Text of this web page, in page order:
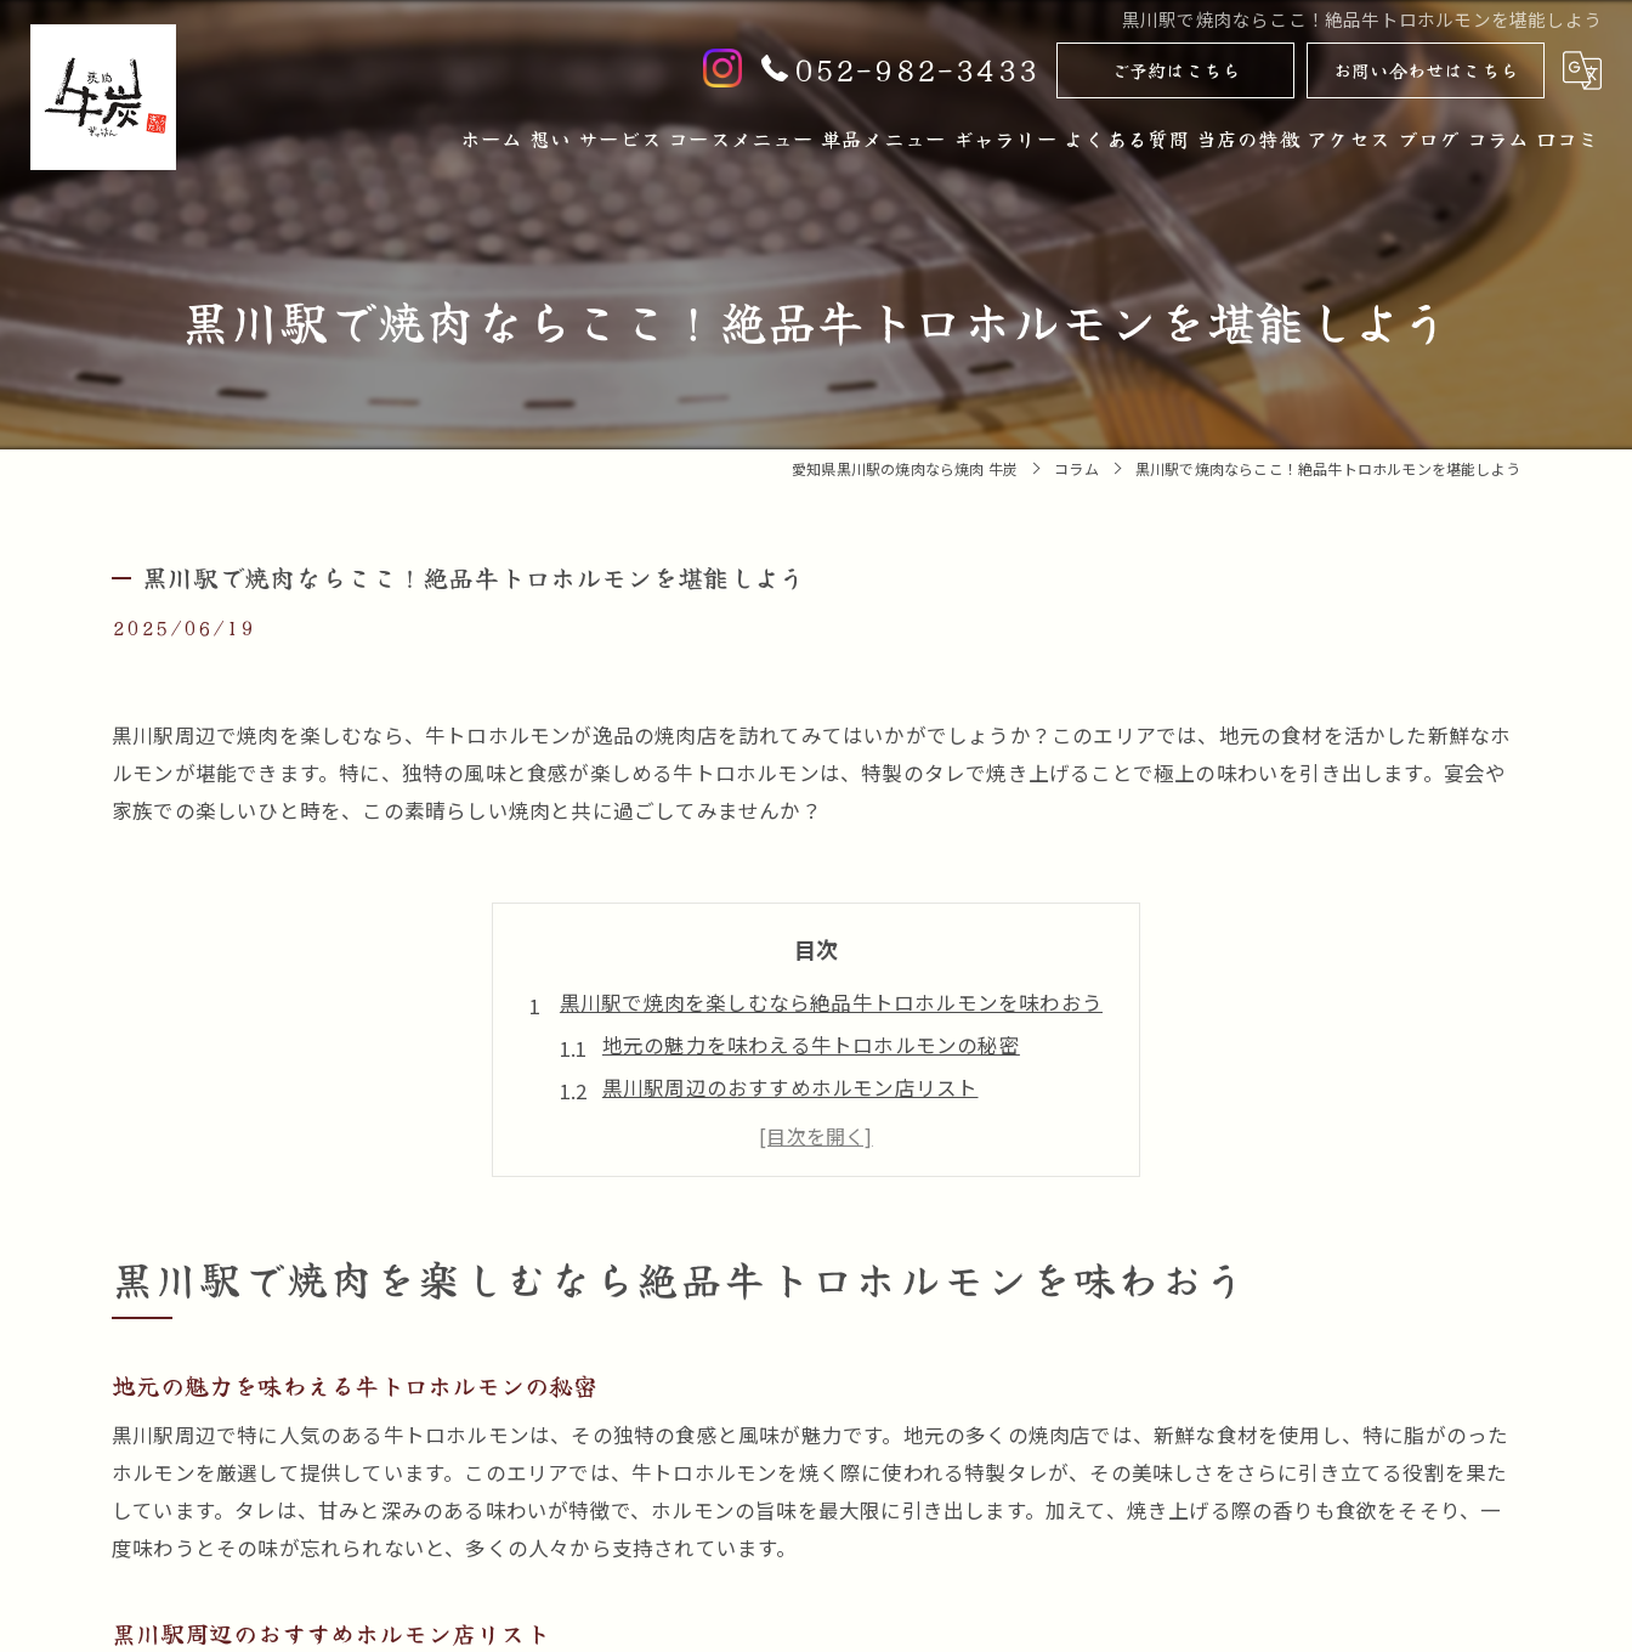
黒川駅で焼肉ならここ！絶品牛トロホルモンを堪能しよう
052-982-3433 ご予約はこちら お問い合わせはこちら
ホーム 想い サービス コースメニュー 単品メニュー ギャラリー よくある質問 当店の特徴
お酒
ノンアルコール
コース
デザート
アクセス ブログ コラム 口コミ
黒川駅で焼肉ならここ！絶品牛トロホルモンを堪能しよう
愛知県黒川駅の焼肉なら焼肉 牛炭 コラム 黒川駅で焼肉ならここ！絶品牛トロホルモンを堪能しよう
黒川駅で焼肉ならここ！絶品牛トロホルモンを堪能しよう
2025/06/19
黒川駅周辺で焼肉を楽しむなら、牛トロホルモンが逸品の焼肉店を訪れてみてはいかがでしょうか？このエリアでは、地元の食材を活かした新鮮なホ
ルモンが堪能できます。特に、独特の風味と食感が楽しめる牛トロホルモンは、特製のタレで焼き上げることで極上の味わいを引き出します。宴会や
家族での楽しいひと時を、この素晴らしい焼肉と共に過ごしてみませんか？
目次
黒川駅で焼肉を楽しむなら絶品牛トロホルモンを味わおう
地元の魅力を味わえる牛トロホルモンの秘密
黒川駅周辺のおすすめホルモン店リスト
行列必至！牛トロホルモンの人気店
焼肉初心者でも安心の注文ガイド
家族で楽しむ焼肉体験のポイント
焼肉の聖地黒川駅で見つけた！牛トロホルモンの魅力
SNS映えする牛トロホルモンの写真撮影スポット
地元食材を活かしたこだわりの一品
常連客が語る！牛トロホルモンの美味しさ
駅近のアクセスが嬉しい焼肉店
黒川駅で焼肉を楽しむなら絶品牛トロホルモンを味わおう
地元の魅力を味わえる牛トロホルモンの秘密
黒川駅周辺で特に人気のある牛トロホルモンは、その独特の食感と風味が魅力です。地元の多くの焼肉店では、新鮮な食材を使用し、特に脂がのった
ホルモンを厳選して提供しています。このエリアでは、牛トロホルモンを焼く際に使われる特製タレが、その美味しさをさらに引き立てる役割を果た
しています。タレは、甘みと深みのある味わいが特徴で、ホルモンの旨味を最大限に引き出します。加えて、焼き上げる際の香りも食欲をそそり、一
度味わうとその味が忘れられないと、多くの人々から支持されています。
黒川駅周辺のおすすめホルモン店リスト